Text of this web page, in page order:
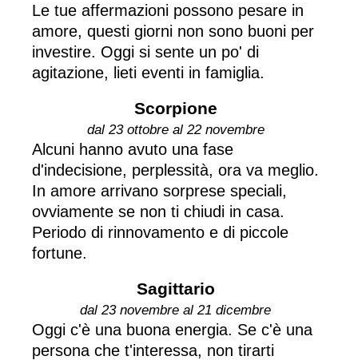
Le tue affermazioni possono pesare in
amore, questi giorni non sono buoni per
investire. Oggi si sente un po' di
agitazione, lieti eventi in famiglia.
Scorpione
dal 23 ottobre al 22 novembre
Alcuni hanno avuto una fase
d'indecisione, perplessità, ora va meglio.
In amore arrivano sorprese speciali,
ovviamente se non ti chiudi in casa.
Periodo di rinnovamento e di piccole
fortune.
Sagittario
dal 23 novembre al 21 dicembre
Oggi c'è una buona energia. Se c'è una
persona che t'interessa, non tirarti